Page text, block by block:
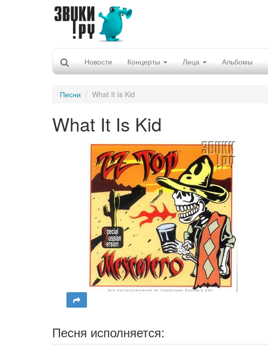
Новости Концерты Лица Альбомы
Песни What It Is Kid
What It Is Kid
Песня исполняется: